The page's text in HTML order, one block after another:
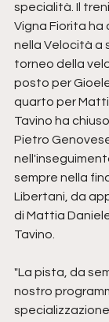
specialità. Il
Vigna Fiorita ha
nella Velocità a
torneo della
posto per
quarto per
Tavino ha
Pietro
sempre nella
Libertani, da
di Mattia
Tavino.
"La pista, da
nostro